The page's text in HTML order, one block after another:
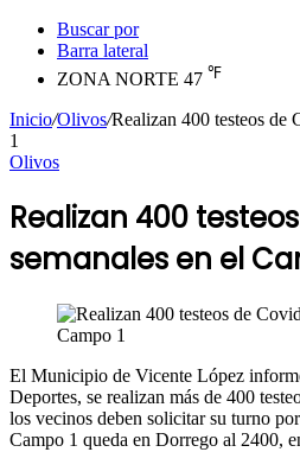
Buscar por
Barra lateral
ZONA NORTE 47 ℉
Inicio/Olivos/Realizan 400 testeos de
1
Olivos
Realizan 400
semanales en el
El Municipio de Vicente López
Deportes, se realizan más de 400
los vecinos deben solicitar su turno
Campo 1 queda en Dorrego al 2400,